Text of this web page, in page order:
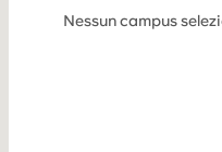
Nessun campus